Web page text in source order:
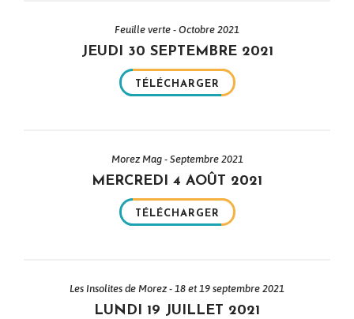
Feuille verte - Octobre 2021
JEUDI 30 SEPTEMBRE 2021
TÉLÉCHARGER
Morez Mag - Septembre 2021
MERCREDI 4 AOÛT 2021
TÉLÉCHARGER
Les Insolites de Morez - 18 et 19 septembre 2021
LUNDI 19 JUILLET 2021